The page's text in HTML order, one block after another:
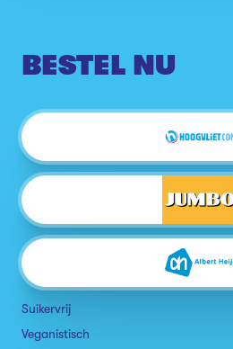
BESTEL NU
Suikervrij
Veganistisch